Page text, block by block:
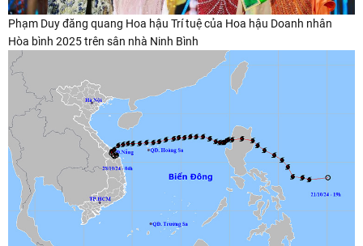
ế
t
Phạm Duy đăng quang Hoa hậu Trí tuệ của Hoa hậu Doanh nhân
Hòa bình 2025 trên sân nhà Ninh Bình